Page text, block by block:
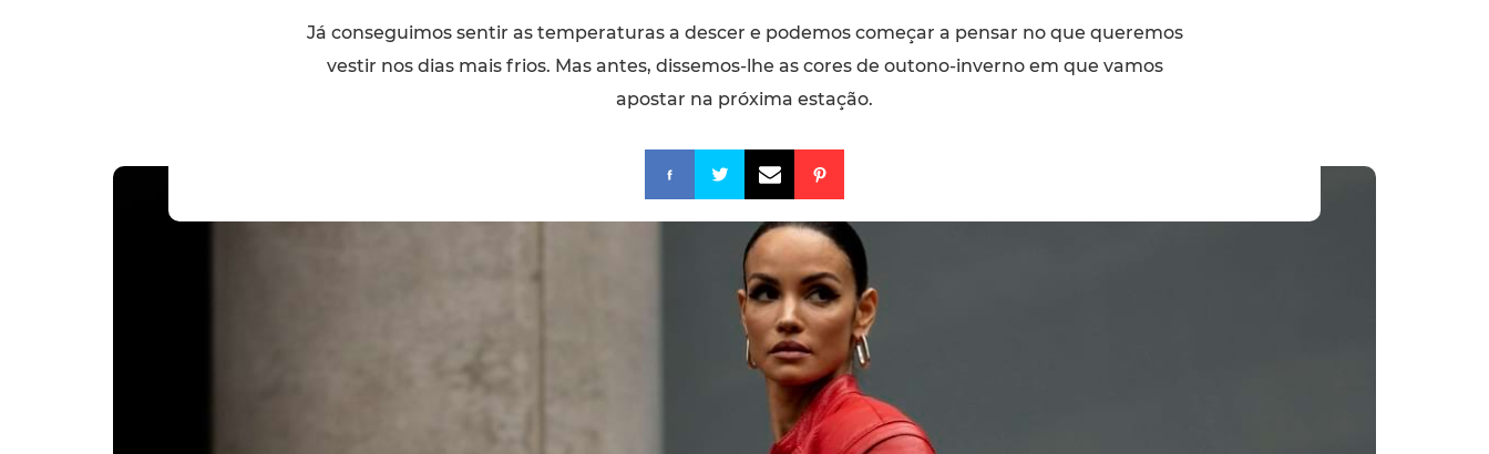
Já conseguimos sentir as temperaturas a descer e podemos começar a pensar no que queremos
vestir nos dias mais frios. Mas antes, dissemos-lhe as cores de outono-inverno em que vamos
apostar na próxima estação.